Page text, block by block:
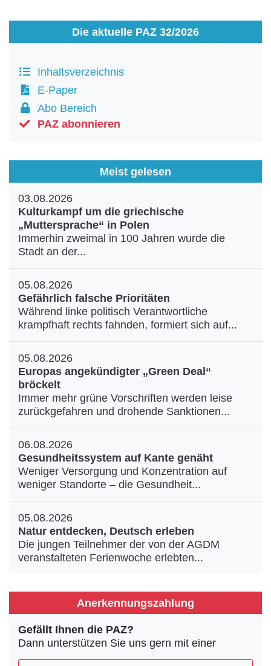
Die aktuelle PAZ 32/2026
Inhaltsverzeichnis
E-Paper
Abo Bereich
PAZ abonnieren
Meist gelesen
03.08.2026
Kulturkampf um die griechische
„Muttersprache“ in Polen
Immerhin zweimal in 100 Jahren wurde die
Stadt an der...
05.08.2026
Gefährlich falsche Prioritäten
Während linke politisch Verantwortliche
krampfhaft rechts fahnden, formiert sich auf...
05.08.2026
Europas angekündigter „Green Deal“
bröckelt
Immer mehr grüne Vorschriften werden leise
zurückgefahren und drohende Sanktionen...
06.08.2026
Gesundheitssystem auf Kante genäht
Weniger Versorgung und Konzentration auf
weniger Standorte – die Gesundheit...
05.08.2026
Natur entdecken, Deutsch erleben
Die jungen Teilnehmer der von der AGDM
veranstalteten Ferienwoche erlebten...
Anerkennungszahlung
Gefällt Ihnen die PAZ?
Dann unterstützen Sie uns gern mit einer